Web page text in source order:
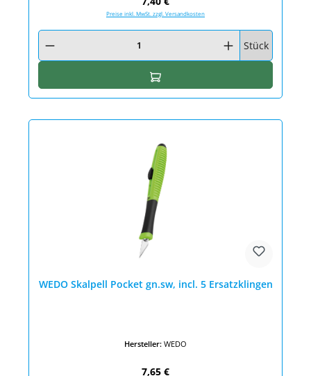
Preise inkl. MwSt. zzgl. Versandkosten
Produkt Anzahl: Gib den gewünschten Wert ein oder benutze die
Stück
In den Warenkorb
WEDO Skalpell Pocket gn.sw, incl. 5 Ersatzklingen
Hersteller: WEDO
Regulärer Preis:
7,65 €